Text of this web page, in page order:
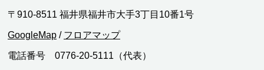
〒910-8511 福井県福井市大手3丁目10番1号
GoogleMap / フロアマップ
電話番号 0776-20-5111（代表）